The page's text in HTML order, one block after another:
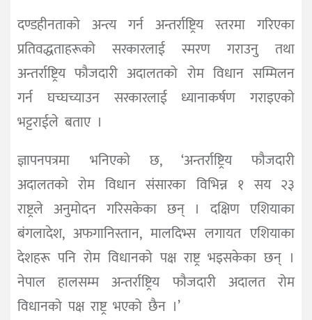
दण्डहीनताको अन्त्य गर्न अन्तर्राष्ट्रिय स्तरमा गरिएका
प्रतिवद्धताहरूको सरकारलाई स्मरण गराउनु तथा
अन्तर्राष्ट्रिय फौजदारी अदालतको रोम विधान सम्मिलन
गर्न घच्घच्याउन सरकारलाई ध्यानाकर्षण गराइएकाे
भट्टराईले बताए ।
ज्ञापनपत्रमा भनिएकाे छ, ‘अन्तर्राष्ट्रिय फौजदारी
अदालतको रोम विधान संसारका विभिन्न १ सय २३
राष्ट्रले अनुमोदन गरिसकेका छन् । दक्षिण एशियाका
बंगलादेश, अफगानिस्तान, मालदिभ्स लगायत एशियाका
देशहरू पनि रोम विधानको पक्ष राष्ट्र भइसकेका छन् ।
नेपाल हालसम्म अन्तर्राष्ट्रिय फौजदारी अदालत रोम
विधानको पक्ष राष्ट्र भएको छैन ।’